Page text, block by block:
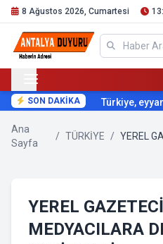
8 Ağustos 2026, Cumartesi
SON DAKİKA Türkiye,
Ana
Sayfa
/ TÜRKİYE /
YEREL
MEDYACILARA